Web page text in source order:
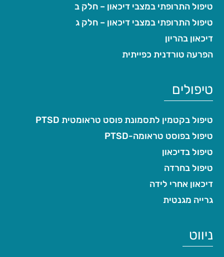
טיפול התרופתי במצבי דיכאון – חלק ב
טיפול התרופתי במצבי דיכאון – חלק ג
דיכאון בהריון
הפרעה טורדנית כפייתית
טיפולים
טיפול בקטמין לתסמונת פוסט טראומטית PTSD
טיפול בפוסט טראומה-PTSD
טיפול בדיכאון
טיפול בחרדה
דיכאון אחרי לידה
גרייה מגנטית
ניווט